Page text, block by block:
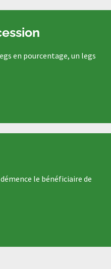
en pourcentage, un legs
le bénéficiaire de